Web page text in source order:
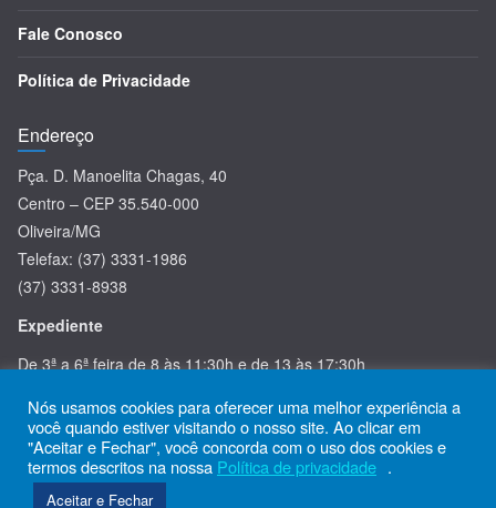
Fale Conosco
Política de Privacidade
Endereço
Pça. D. Manoelita Chagas, 40
Centro – CEP 35.540-000
Oliveira/MG
Telefax: (37) 3331-1986
(37) 3331-8938
Expediente
De 3ª a 6ª feira de 8 às 11:30h e de 13 às 17:30h
Copyright © 2026Diocese Oliveira
Nós usamos cookies para oferecer uma melhor experiência a
você quando estiver visitando o nosso site. Ao clicar em
"Aceitar e Fechar", você concorda com o uso dos cookies e
termos descritos na nossa Política de privacidade .
Aceitar e Fechar